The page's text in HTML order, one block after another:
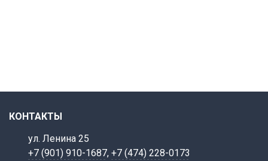
КОНТАКТЫ
ул. Ленина 25
+7 (901) 910-1687, +7 (474) 228-0173